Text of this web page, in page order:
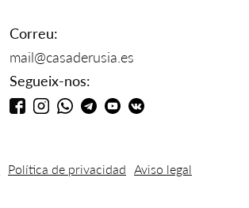
Correu:
mail@casaderusia.es
Segueix-nos:
Política de privacidad Aviso legal